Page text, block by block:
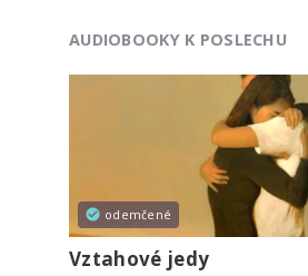
AUDIOBOOKY K POSLECHU
odemčené
Vztahové jedy